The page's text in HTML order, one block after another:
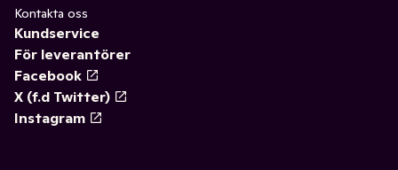
Kontakta oss
Kundservice
För leverantörer
Facebook
X (f.d Twitter)
Instagram